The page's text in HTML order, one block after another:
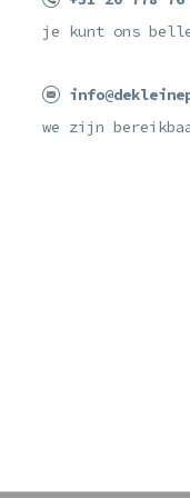
je kunt ons
we zijn